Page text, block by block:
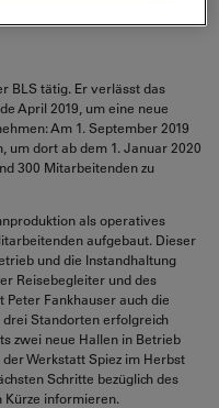
BLS tätig. Er verlässt das
April 2019, um eine neue
Am 1. September 2019
um dort ab dem 1. Januar 2020
300 Mitarbeitenden zu
als operatives
aufgebaut. Dieser
und die Instandhaltung
Reisebegleiter und des
Peter Fankhauser auch die
Standorten erfolgreich
zwei neue Hallen in Betrieb
Werkstatt Spiez im Herbst
Schritte bezüglich des
Kürze informieren.